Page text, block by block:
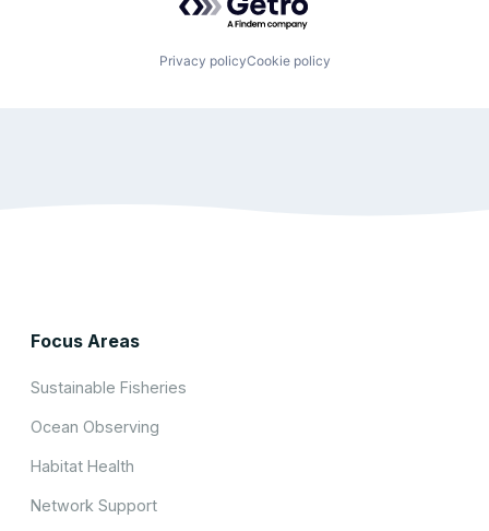
Privacy policyCookie policy
Focus Areas
Sustainable Fisheries
Ocean Observing
Habitat Health
Network Support